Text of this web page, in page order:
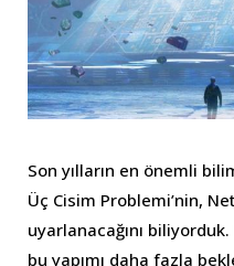
Son yılların en önemli
Üç Cisim Problemi’nin,
uyarlanacağını
bu yapımı daha fazla